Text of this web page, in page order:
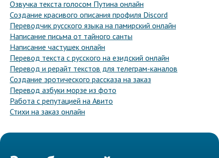
Озвучка текста голосом Путина онлайн
Создание красивого описания профиля Discord
Переводчик русского языка на памирский онлайн
Написание письма от тайного санты
Написание частушек онлайн
Перевод текста с русского на езидский онлайн
Перевод и рерайт текстов для телеграм-каналов
Создание эротического рассказа на заказ
Перевод азбуки морзе из фото
Работа с репутацией на Авито
Стихи на заказ онлайн